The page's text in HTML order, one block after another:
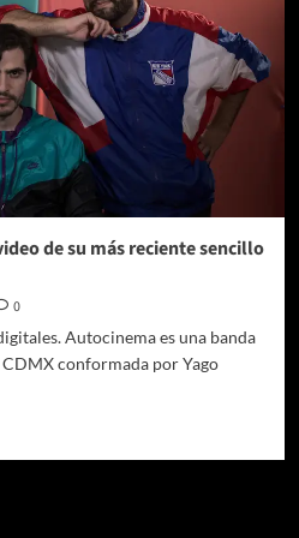
de su más reciente sencillo
0
Autocinema es una banda
conformada por Yago